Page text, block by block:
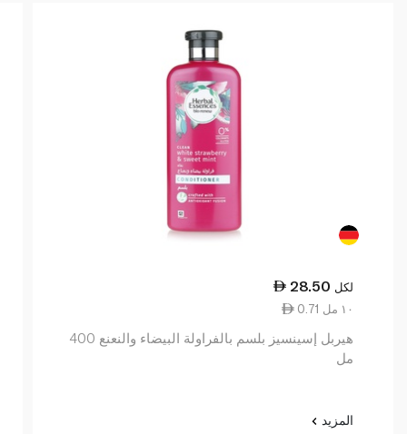
28.50 لكل
0.71 ١٠ مل
هيربل إسينسيز بلسم بالفراولة البيضاء والنعنع 400
مل
المزيد